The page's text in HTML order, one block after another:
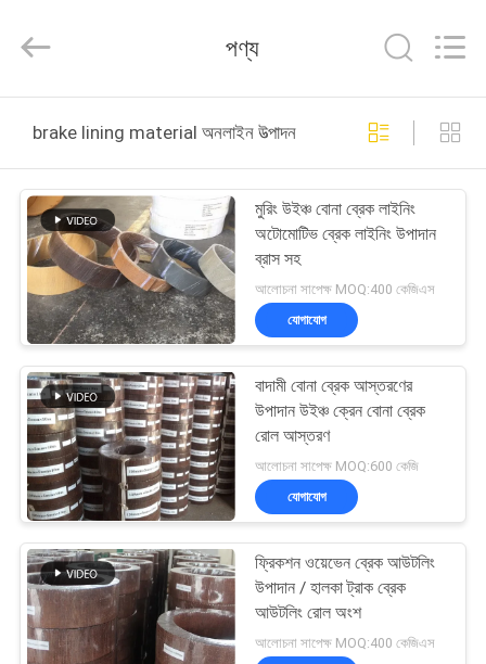
পণ্য
আমাদের
সম্পর্কে
কারখানা
ভ্রমণ
মান
নিয়ন্ত্রণ
যোগাযোগ
করুন
Reserved.
পণ্য
brake lining material অনলাইন উত্পাদন
মুরিং উইঞ্চ বোনা ব্রেক লাইনিং
অটোমোটিভ ব্রেক লাইনিং উপাদান
ব্রাস সহ
আলোচনা সাপেক্ষ MOQ:400 কেজিএস
যোগাযোগ
বাদামী বোনা ব্রেক আস্তরণের
উপাদান উইঞ্চ ক্রেন বোনা ব্রেক
রোল আস্তরণ
আলোচনা সাপেক্ষ MOQ:600 কেজি
যোগাযোগ
ফ্রিকশন ওয়েভেন ব্রেক আউটলিং
উপাদান / হালকা ট্রাক ব্রেক
আউটলিং রোল অংশ
আলোচনা সাপেক্ষ MOQ:400 কেজিএস